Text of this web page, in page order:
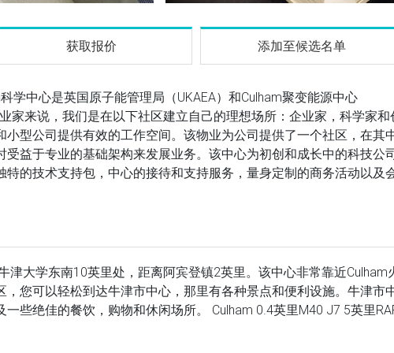
获取报价 添加至候选名单
学中心是英国原子能管理局（UKAEA）和Culham聚变能源中心
家来说，我们是在以下社区建立自己的理想场所：企业家，科学家和
型公司提供有效的工作空间。该物业为公司提供了一个社区，在其
益于专业的基础架构来发展业务。该中心为初创和成长中的科技公
的技术支持包，中心的接待和支持服务，量身定制的商务活动以及
津大学东南10英里处，距离阿宾登镇2英里。该中心非常靠近Culham
您可以轻松到达牛津市中心，那里有各种景点和便利设施。牛津市
些绝佳的餐饮，购物和休闲场所。 Culham 0.4英里M40 J7 5英里